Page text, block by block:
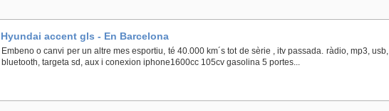
Hyundai accent gls - En Barcelona
Embeno o canvi per un altre mes esportiu, té 40.000 km´s tot de sèrie , itv passada. ràdio, mp3, usb,
bluetooth, targeta sd, aux i conexion iphone1600cc 105cv gasolina 5 portes...